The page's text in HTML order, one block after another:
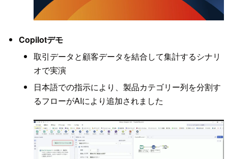
Copilotデモ
取引データと顧客データを結合して集計するシナリ
オで実演
日本語での指示により、製品カテゴリー列を分割す
るフローがAIにより追加されました